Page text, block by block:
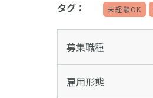
タグ：
未経験OK
募集職種
雇用形態